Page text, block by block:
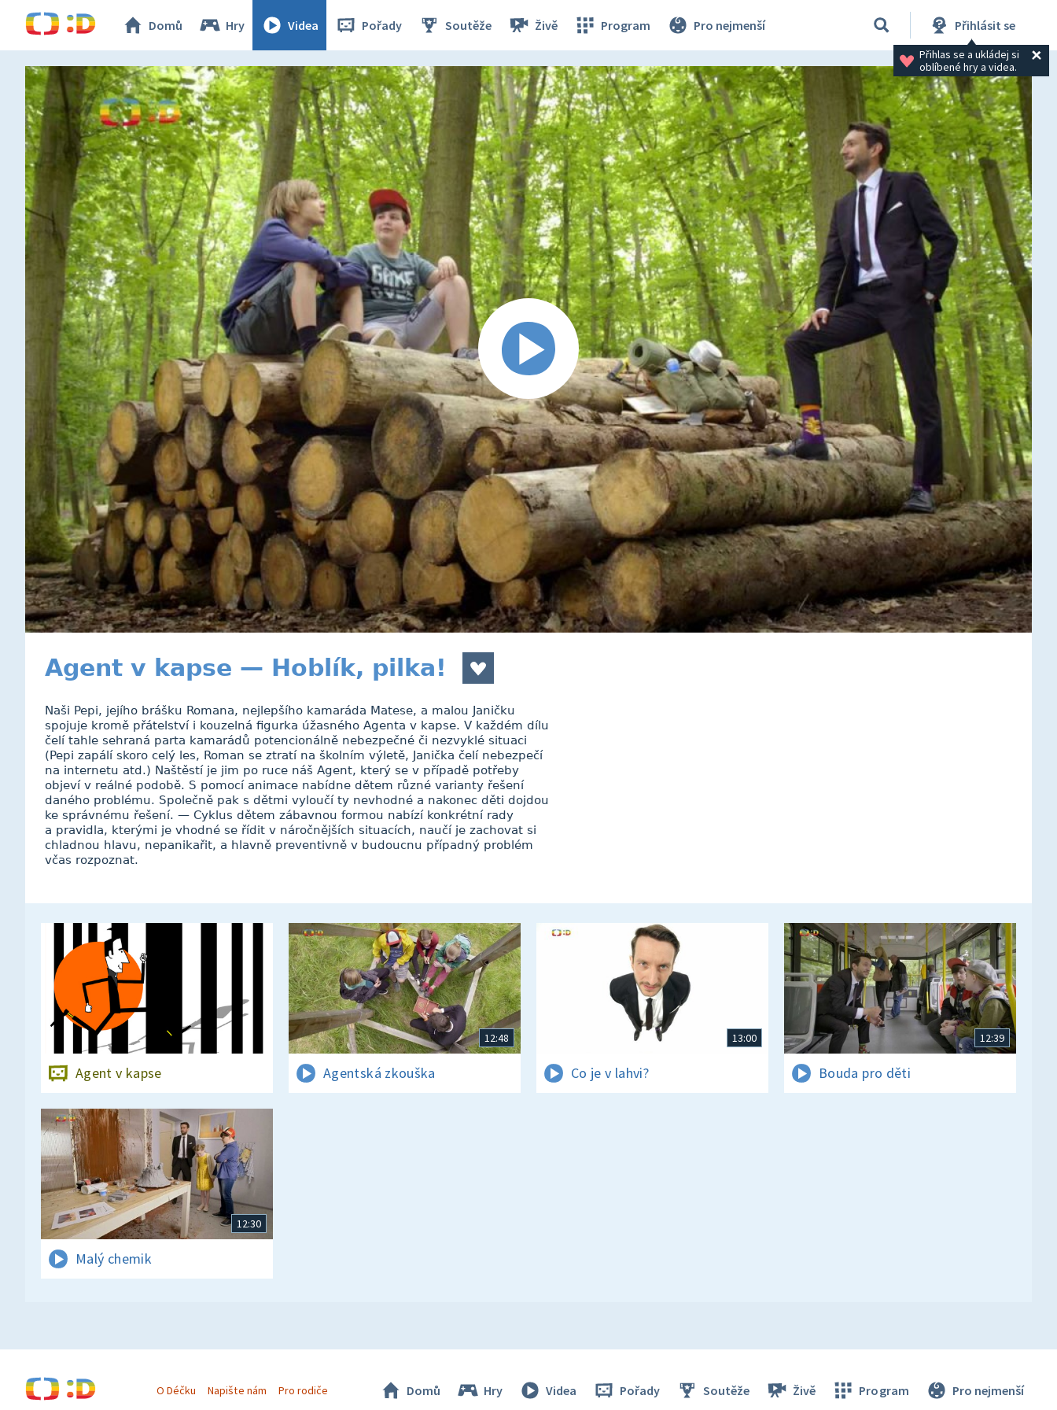
Domů Hry Videa Pořady Soutěže Živě Program Pro nejmenší Přihlásit se
Přihlas se a ukládej si
oblíbené hry a videa.
Agent v kapse — Hoblík, pilka!
Naši Pepi, jejího brášku Romana, nejlepšího kamaráda Matese, a malou Janičku
spojuje kromě přátelství i kouzelná figurka úžasného Agenta v kapse. V každém dílu
čelí tahle sehraná parta kamarádů potencionálně nebezpečné či nezvyklé situaci
(Pepi zapálí skoro celý les, Roman se ztratí na školním výletě, Janička čelí nebezpečí
na internetu atd.) Naštěstí je jim po ruce náš Agent, který se v případě potřeby
objeví v reálné podobě. S pomocí animace nabídne dětem různé varianty řešení
daného problému. Společně pak s dětmi vyloučí ty nevhodné a nakonec děti dojdou
ke správnému řešení. — Cyklus dětem zábavnou formou nabízí konkrétní rady
a pravidla, kterými je vhodné se řídit v náročnějších situacích, naučí je zachovat si
chladnou hlavu, nepanikařit, a hlavně preventivně v budoucnu případný problém
včas rozpoznat.
Agent v kapse
12:48
Agentská zkouška
13:00
Co je v lahvi?
12:39
Bouda pro děti
12:30
Malý chemik
O Déčku Napište nám Pro rodiče Domů Hry Videa Pořady Soutěže Živě Program Pro nejmenší